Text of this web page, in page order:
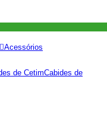
Acessórios
Cabides de